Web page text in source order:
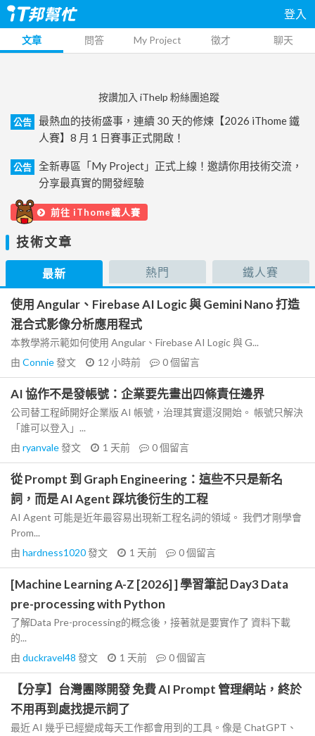
登入
文章 問答 My Project 徵才 聊天
按讚加入 iThelp 粉絲團追蹤
公告
最熱血的技術盛事，連續 30 天的修煉【2026 iThome 鐵
人賽】8 月 1 日賽事正式開啟！
公告
全新專區「My Project」正式上線！邀請你用技術交流，
分享最真實的開發經驗
前往 iThome鐵人賽
技術文章
最新 熱門 鐵人賽
使用 Angular、Firebase AI Logic 與 Gemini Nano 打造
混合式影像分析應用程式
本教學將示範如何使用 Angular、Firebase AI Logic 與 G...
由 Connie發文 12 小時前 0個留言
AI 協作不是發帳號：企業要先畫出四條責任邊界
公司替工程師開好企業版 AI 帳號，治理其實還沒開始。 帳號只解決
「誰可以登入」...
由 ryanvale發文 1 天前 0個留言
從 Prompt 到 Graph Engineering：這些不只是新名
詞，而是 AI Agent 踩坑後衍生的工程
AI Agent 可能是近年最容易出現新工程名詞的領域。 我們才剛學會
Prom...
由 hardness1020發文 1 天前 0個留言
[Machine Learning A-Z [2026] ] 學習筆記 Day3 Data
pre-processing with Python
了解Data Pre-processing的概念後，接著就是要實作了 資料下載
的...
由 duckravel48 發文 1 天前 0個留言
【分享】台灣團隊開發 免費 AI Prompt 管理網站，終於
不用再到處找提示詞了
最近 AI 幾乎已經變成每天工作都會用到的工具。像是 ChatGPT、